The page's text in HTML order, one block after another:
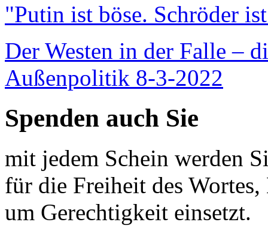
"Putin ist böse. Schröder
Der Westen in der Falle –
Außenpolitik 8-3-2022
Spenden auch Sie
mit jedem Schein werden
für die Freiheit des
um Gerechtigkeit einsetzt.